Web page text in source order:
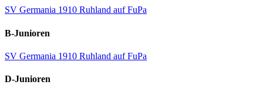
SV Germania 1910 Ruhland auf FuPa
B-Junioren
SV Germania 1910 Ruhland auf FuPa
D-Junioren